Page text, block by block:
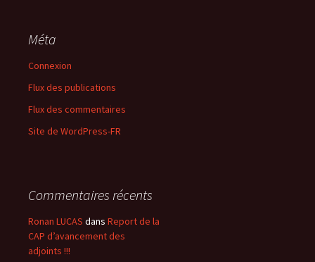
Méta
Connexion
Flux des publications
Flux des commentaires
Site de WordPress-FR
Commentaires récents
Ronan LUCAS dans Report de la
CAP d’avancement des
adjoints !!!